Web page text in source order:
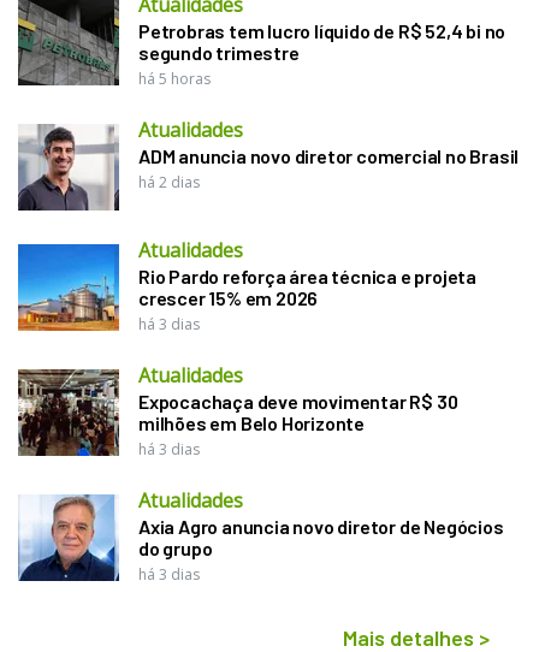
Petrobras tem lucro líquido de R$ 52,4 bi no
segundo trimestre
há 5 horas
Atualidades
ADM anuncia novo diretor comercial no Brasil
há 2 dias
Atualidades
Rio Pardo reforça área técnica e projeta
crescer 15% em 2026
há 3 dias
Atualidades
Expocachaça deve movimentar R$ 30
milhões em Belo Horizonte
há 3 dias
Atualidades
Axia Agro anuncia novo diretor de Negócios
do grupo
há 3 dias
Mais detalhes >